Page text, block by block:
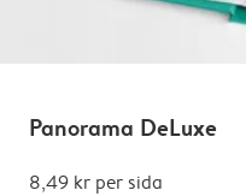
Panorama DeLuxe
8,49 kr per sida